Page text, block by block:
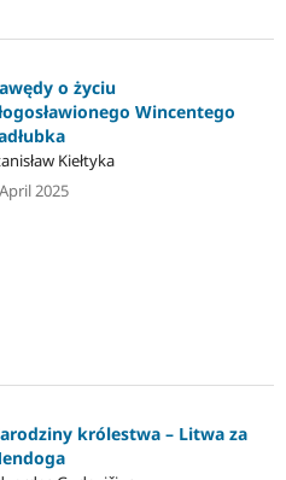
o życiu
Wincentego
Kiełtyka
2025
królestwa – Litwa za